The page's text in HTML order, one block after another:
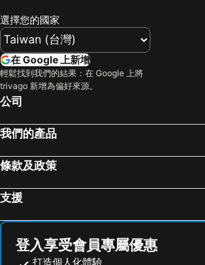
北投溫泉
台北市立動物園
羅東夜市
新竹內灣老街
嘉義車站
台東車站
士林夜市
九族文化村
新竹火車站
烏來溫泉
花蓮海洋公園
選擇您的國家
在 Google 上新增
輕鬆找到我們的結果：在 Google 上將
trivago 新增為偏好來源。
公司
我們的產品
條款及政策
支援
登入享受會員專屬優惠
打造個人化體驗